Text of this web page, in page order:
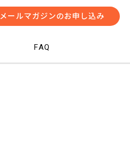
メールマガジンのお申し込み
FAQ
FAQ